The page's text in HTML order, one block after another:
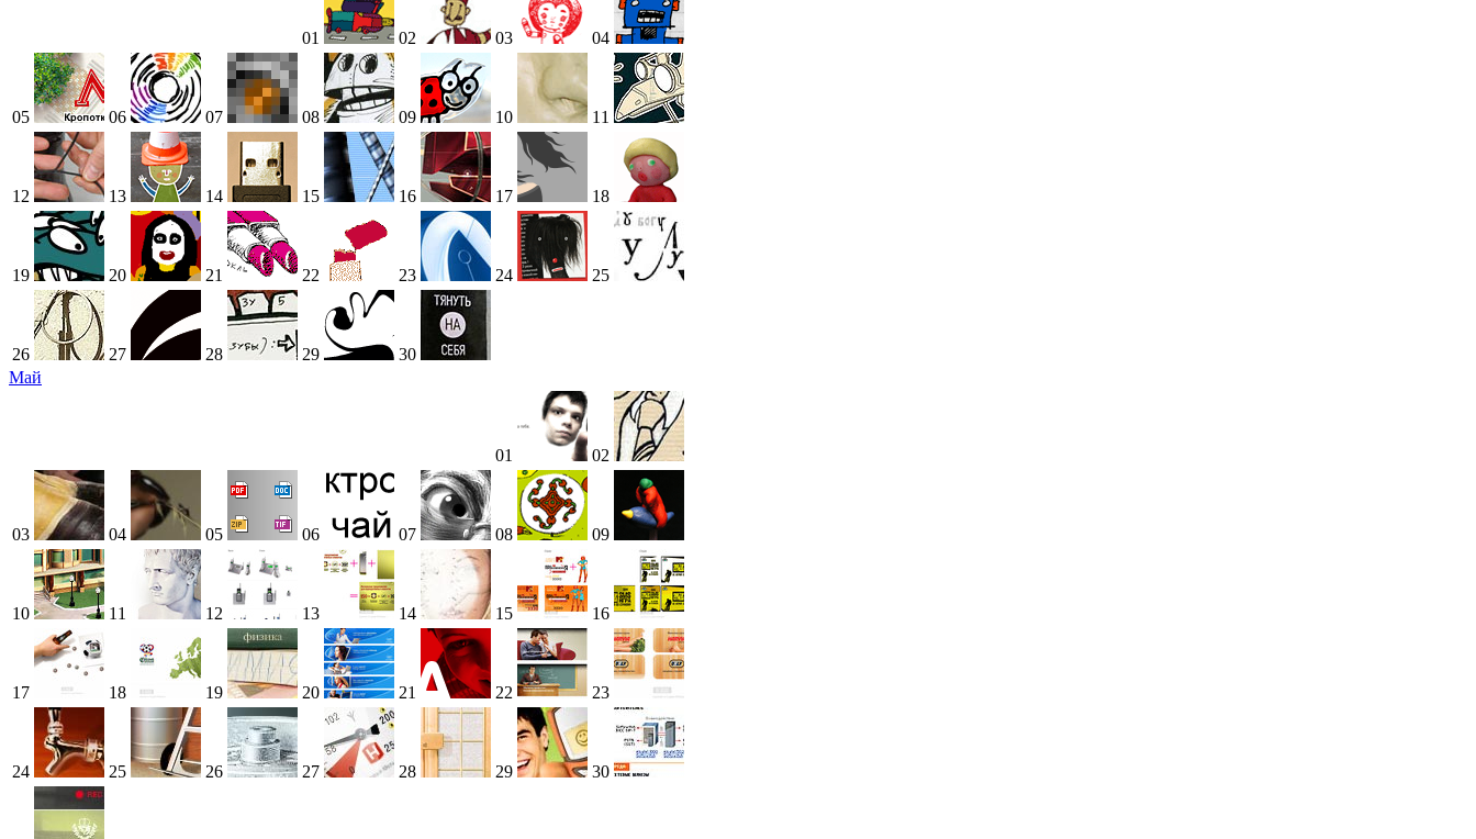
01 02 03 04
05 06 07 08 09 10 11
12 13 14 15 16 17 18
19 20 21 22 23 24 25
26 27 28 29
30
Май
01 02
03 04 05 06 07 08 09
10 11 12 13 14 15 16
17 18 19 20 21 22 23
24 25 26 27 28 29 30